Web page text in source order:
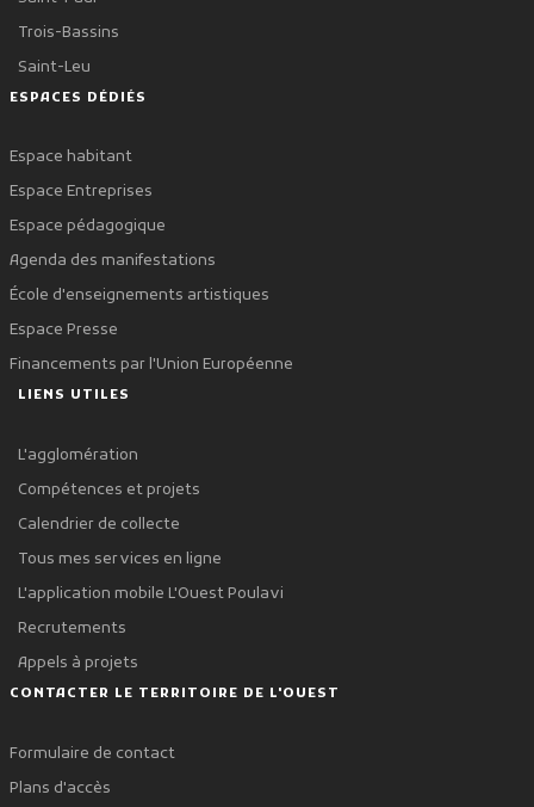
Trois-Bassins
Saint-Leu
ESPACES DÉDIÉS
Espace habitant
Espace Entreprises
Espace pédagogique
Agenda des manifestations
École d'enseignements artistiques
Espace Presse
Financements par l'Union Européenne
LIENS UTILES
L'agglomération
Compétences et projets
Calendrier de collecte
Tous mes services en ligne
L'application mobile L'Ouest Poulavi
Recrutements
Appels à projets
CONTACTER LE TERRITOIRE DE L'OUEST
Formulaire de contact
Plans d'accès